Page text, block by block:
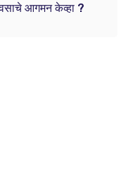
आगमन केव्हा ?